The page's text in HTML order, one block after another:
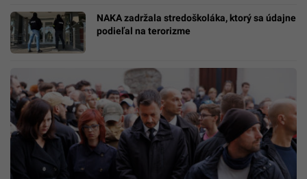
NAKA zadržala stredoškoláka, ktorý sa údajne
podieľal na terorizme